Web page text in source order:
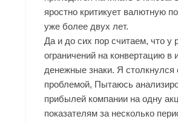
яростно критикует валютную
уже более двух лет.
Да и до сих пор считаем, что у
ограничений на конвертацию в
денежные знаки. Я столкнулся
проблемой, Пытаюсь
прибылей компании на одну
показателям за несколько